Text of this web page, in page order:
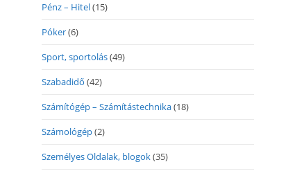
Pénz – Hitel(15)
Póker(6)
Sport, sportolás(49)
Szabadidő (42)
Számítógép – Számítástechnika(18)
Számológép(2)
Személyes Oldalak, blogok(35)